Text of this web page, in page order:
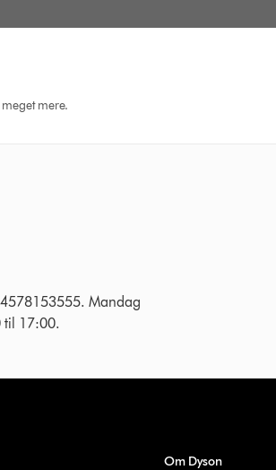
mere.
Mandag
til 17:00.
Om Dyson